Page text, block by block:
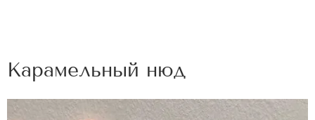
Карамельный нюд